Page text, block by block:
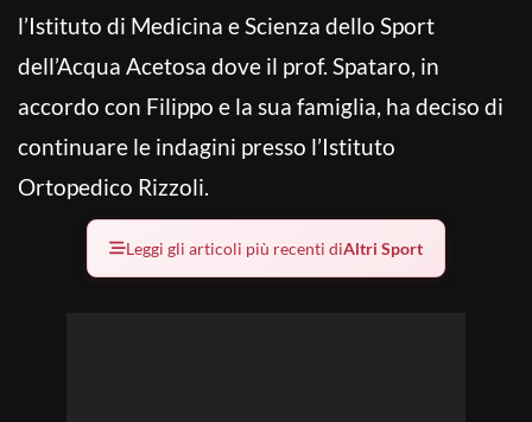
l’Istituto di Medicina e Scienza dello Sport
dell’Acqua Acetosa dove il prof. Spataro, in
accordo con Filippo e la sua famiglia, ha deciso di
continuare le indagini presso l’Istituto
Ortopedico Rizzoli.
Leggi gli articoli più recenti diAltri Sport